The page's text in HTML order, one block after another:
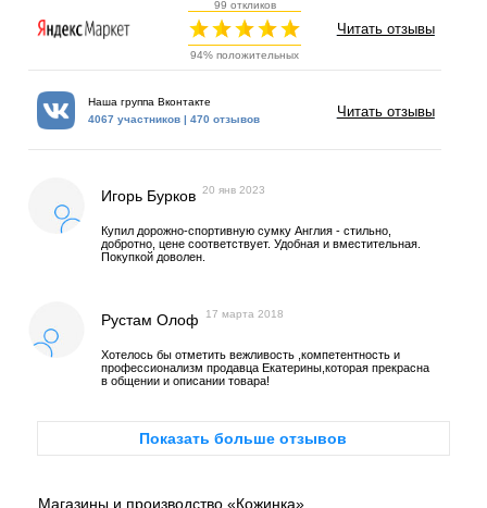
99 откликов
94% положительных
Читать отзывы
Наша группа Вконтакте
4067 участников | 470 отзывов
Читать отзывы
Игорь Бурков 20 янв 2023
Купил дорожно-спортивную сумку Англия - стильно,
добротно, цене соответствует. Удобная и вместительная.
Покупкой доволен.
Рустам Олоф 17 марта 2018
Хотелось бы отметить вежливость ,компетентность и
профессионализм продавца Екатерины,которая прекрасна
в общении и описании товара!
Показать больше отзывов
Магазины и производство «Кожинка»